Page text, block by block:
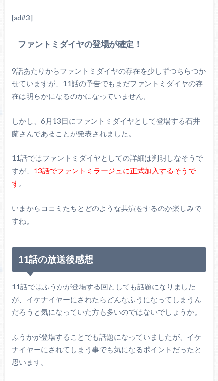
[ad#3]
ファントミダイヤの登場が確定！
9話あたりからファントミダイヤの存在を少しずつちらつか
せていますが、11話の予告でもまだファントミダイヤの存
在は明らかになるのかになっていません。
しかし、6月13日にファントミダイヤとして登場する石井
蘭さんであることが発表されました。
11話ではファントミダイヤとしての詳細は判明しなそうで
すが、 13話でファントミラージュに正式加入するそうで
す。
いまからココミたちとどのような共演をするのか楽しみで
すね。
11話の放送後感想
11話ではふうかが登場する回としても話題になりました
が、イケナイヤーにされたらどんなふうになってしまうん
だろうと気になっていた方も多いのではないでしょうか。
ふうかが登場することでも話題になっていましたが、イケ
ナイヤーにされてしまう事でも気になるポイントだったと
思います。